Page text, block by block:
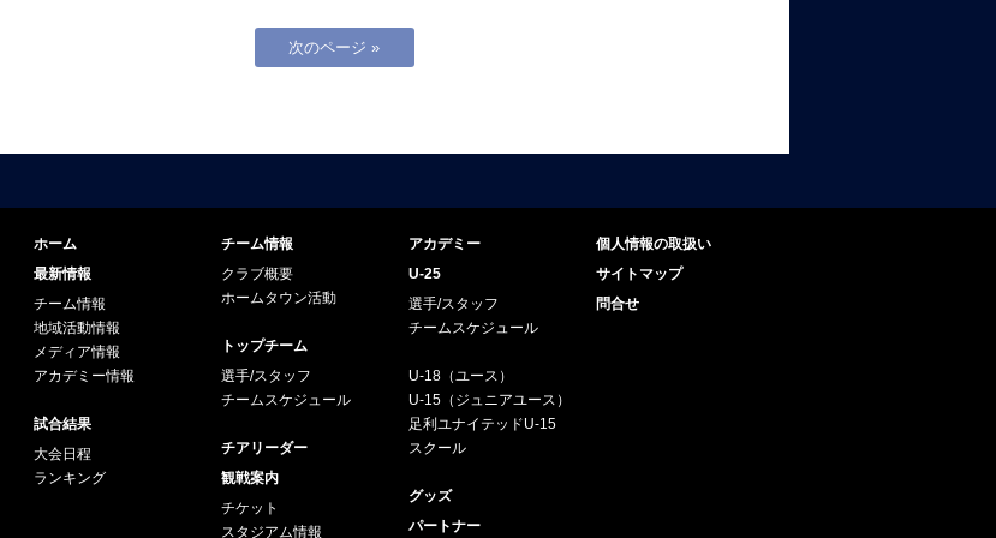
次のページ »
ホーム
最新情報
チーム情報
地域活動情報
メディア情報
アカデミー情報
試合結果
大会日程
ランキング
チーム情報
クラブ概要
ホームタウン活動
トップチーム
選手/スタッフ
チームスケジュール
チアリーダー
観戦案内
チケット
スタジアム情報
アカデミー
U-25
選手/スタッフ
チームスケジュール
U-18（ユース）
U-15（ジュニアユース）
足利ユナイテッドU-15
スクール
グッズ
パートナー
個人情報の取扱い
サイトマップ
問合せ